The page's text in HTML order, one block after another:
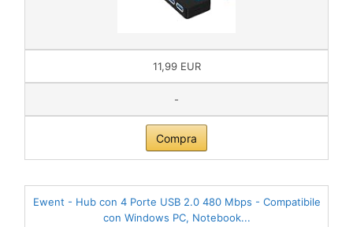
11,99 EUR
-
Compra
Ewent - Hub con 4 Porte USB 2.0 480 Mbps - Compatibile
con Windows PC, Notebook...